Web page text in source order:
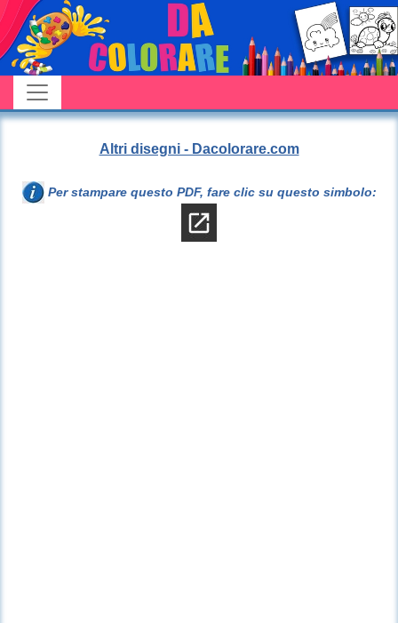
Altri disegni - Dacolorare.com
Per stampare questo PDF, fare clic su questo simbolo: